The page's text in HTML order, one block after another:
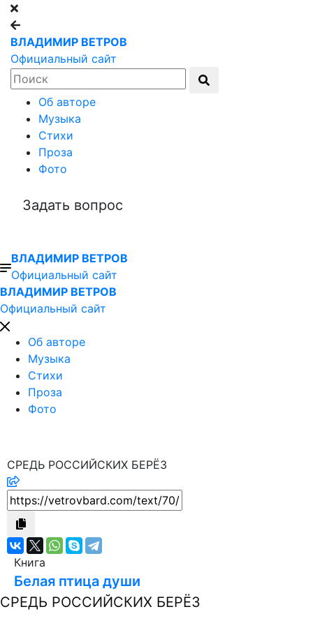
ВЛАДИМИР ВЕТРОВ
Официальный сайт
Об авторе
Музыка
Стихи
Проза
Фото
Задать вопрос
ВЛАДИМИР ВЕТРОВ
Официальный сайт
ВЛАДИМИР ВЕТРОВ
Официальный сайт
Об авторе
Музыка
Стихи
Проза
Фото
СРЕДЬ РОССИЙСКИХ БЕРЁЗ
Книга
Белая птица души
СРЕДЬ РОССИЙСКИХ БЕРЁЗ